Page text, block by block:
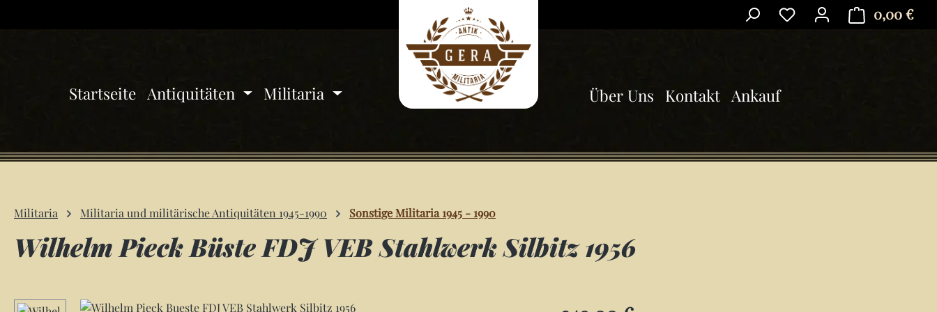
0,00 €
Startseite Antiquitäten Militaria Über Uns Kontakt Ankauf
Militaria Militaria und militärische Antiquitäten 1945-1990 Sonstige Militaria 1945 - 1990
Wilhelm Pieck Büste FDJ VEB Stahlwerk Silbitz 1956
Bildergalerie überspringen Regulärer Preis: